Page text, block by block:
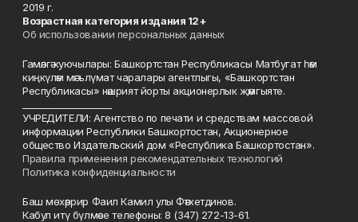
2019 г.
Возрастная категория издания 12+
Об использовании персональных данных
Гамәлгә куючылары: Башкортстан Республикасы Матбугат һәм
киңкүләм мәгълүмат чаралары агентлыгы, «Башкортстан
Республикасы» нәшрият йорты акционерлык җәмгыяте.
УЧРЕДИТЕЛИ: Агентство по печати и средствам массовой
информации Республики Башкортостан, Акционерное
общество Издательский дом «Республика Башкортостан».
Правила применения рекомендательных технологий
Политика конфиденциальности
Баш мөхәррир Фаил Камил улы Фәтхетдинов.
Кабул итү бүлмәсе телефоны: 8 (347) 272-13-61.